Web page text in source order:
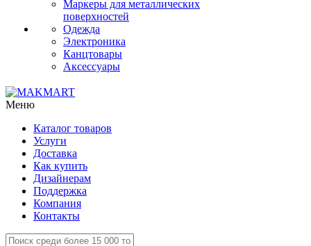
Маркеры для металлических
поверхностей
Одежда
Электроника
Канцтовары
Аксессуары
Меню
Каталог товаров
Услуги
Доставка
Как купить
Дизайнерам
Поддержка
Компания
Контакты